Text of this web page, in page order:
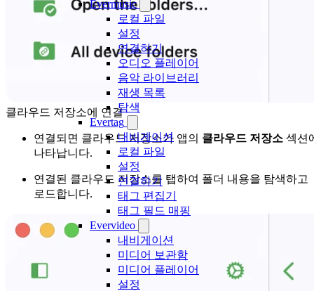
Evermusic
로컬 파일
설정
연결하기
오디오 플레이어
음악 라이브러리
재생 목록
탐색
Evertag
내비게이션
로컬 파일
설정
연결하기
태그 편집기
태그 필드 매핑
Evervideo
내비게이션
미디어 보관함
미디어 플레이어
설정
클라우드 저장소에 연결
연결되면 클라우드 저장소가 앱의 클라우드 저장소 섹션
나타납니다.
연결된 클라우드 저장소를 탭하여 폴더 내용을 탐색하고
로드합니다.